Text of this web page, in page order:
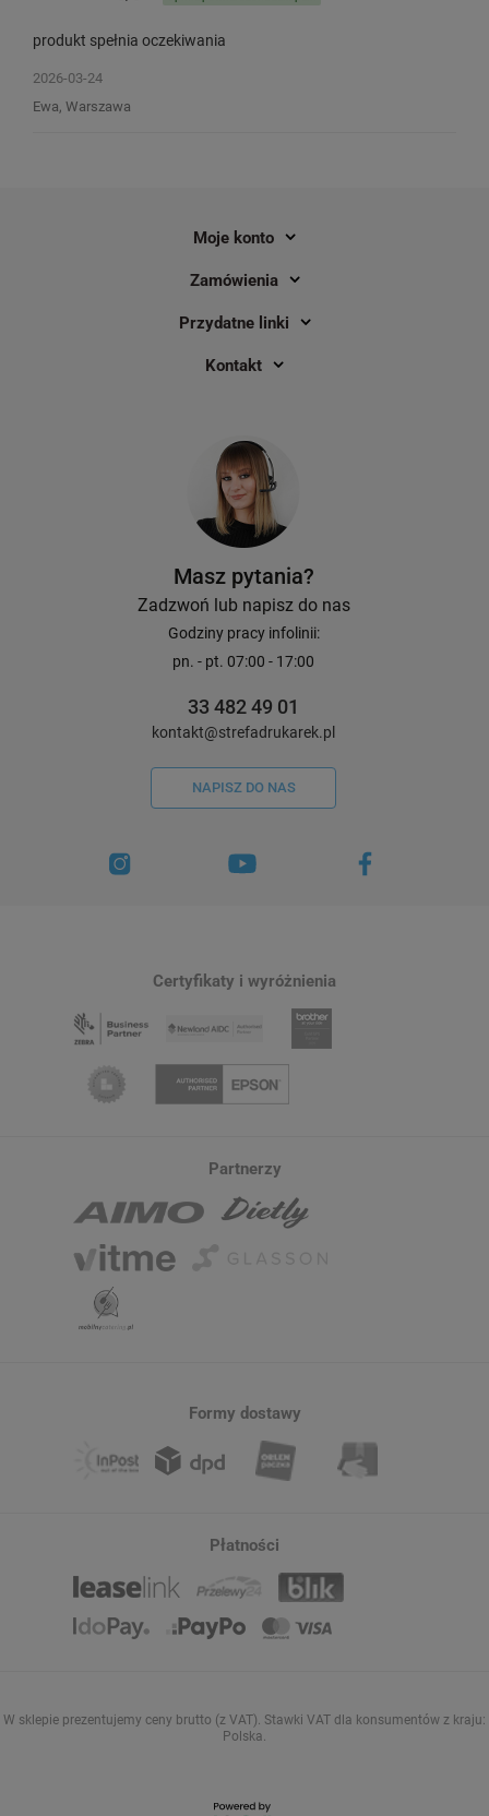
DO KOSZYKA
produkt spełnia oczekiwania
2026-03-24
Ewa, Warszawa
Moje konto
Zamówienia
Przydatne linki
Kontakt
Masz pytania?
Zadzwoń lub napisz do nas
Godziny pracy infolinii:
pn. - pt. 07:00 - 17:00
33 482 49 01
kontakt@strefadrukarek.pl
NAPISZ DO NAS
Certyfikaty i wyróżnienia
Partnerzy
Formy dostawy
Płatności
W sklepie prezentujemy ceny brutto (z VAT). Stawki VAT dla konsumentów z kraju:
Polska.